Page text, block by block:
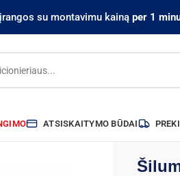
su montavimu kainą per 1
ATSISKAITYMO BŪDAI